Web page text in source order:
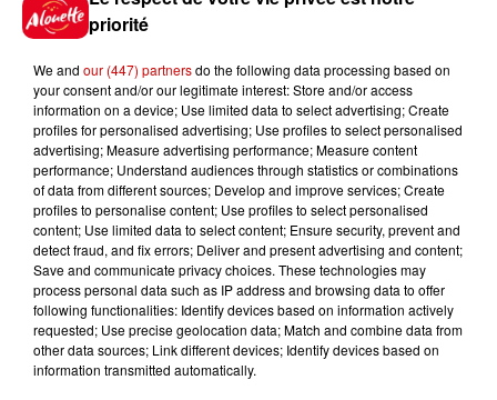
Éclipse solaire : découvrez les
11h01
Un professeur du Maine-et-Loire
condamné pour des échanges...
10h10
Duralex : trois repreneurs
potentiels
priorité
We and our (447) partnersdo the following data processing based on
your consent and/or our legitimate interest: Store and/or access
information on a device; Use limited data to select advertising; Create
profiles for personalised advertising; Use profiles to select personalised
advertising; Measure advertising performance; Measure content
performance; Understand audiences through statistics or combinations
of data from different sources; Develop and improve services; Create
profiles to personalise content; Use profiles to select personalised
content; Use limited data to select content; Ensure security, prevent and
detect fraud, and fix errors; Deliver and present advertising and content;
Save and communicate privacy choices. These technologies may
process personal data such as IP address and browsing data to offer
following functionalities: Identify devices based on information actively
requested; Use precise geolocation data; Match and combine data from
other data sources; Link different devices; Identify devices based on
information transmitted automatically.